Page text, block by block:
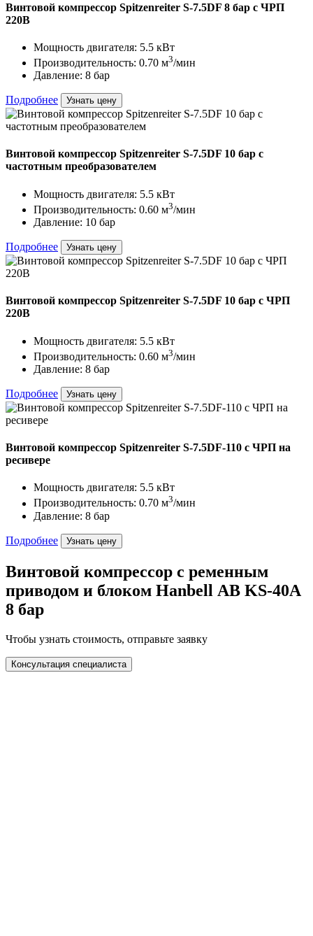
Винтовой компрессор Spitzenreiter S-7.5DF 8 бар с ЧРП
220В
Мощность двигателя: 5.5 кВт
Производительность: 0.70 м3/мин
Давление: 8 бар
Подробнее Узнать цену
Винтовой компрессор Spitzenreiter S-7.5DF 10 бар с
частотным преобразователем
Мощность двигателя: 5.5 кВт
Производительность: 0.60 м3/мин
Давление: 10 бар
Подробнее Узнать цену
Винтовой компрессор Spitzenreiter S-7.5DF 10 бар с ЧРП
220В
Мощность двигателя: 5.5 кВт
Производительность: 0.60 м3/мин
Давление: 8 бар
Подробнее Узнать цену
Винтовой компрессор Spitzenreiter S-7.5DF-110 с ЧРП на
ресивере
Мощность двигателя: 5.5 кВт
Производительность: 0.70 м3/мин
Давление: 8 бар
Подробнее Узнать цену
Винтовой компрессор с ременным
приводом и блоком Hanbell АВ KS-40A
8 бар
Чтобы узнать стоимость, отправьте заявку
Консультация специалиста